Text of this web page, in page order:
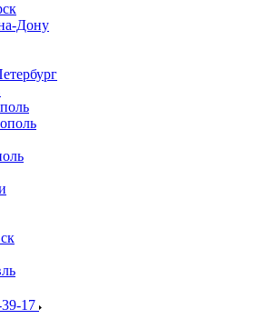
Дону
17